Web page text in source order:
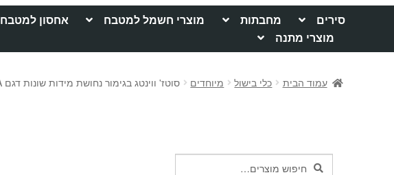
סירים מחבתות מוצרי חשמל למטבח אחסון למטבח
מוצרי מתנה
עמוד הבית כלי בישול מיוחדים סוטז' ווינטג בגימור נחושת מידות שונות דגם AMORIA מבית food appeal
חיפושחיפוש